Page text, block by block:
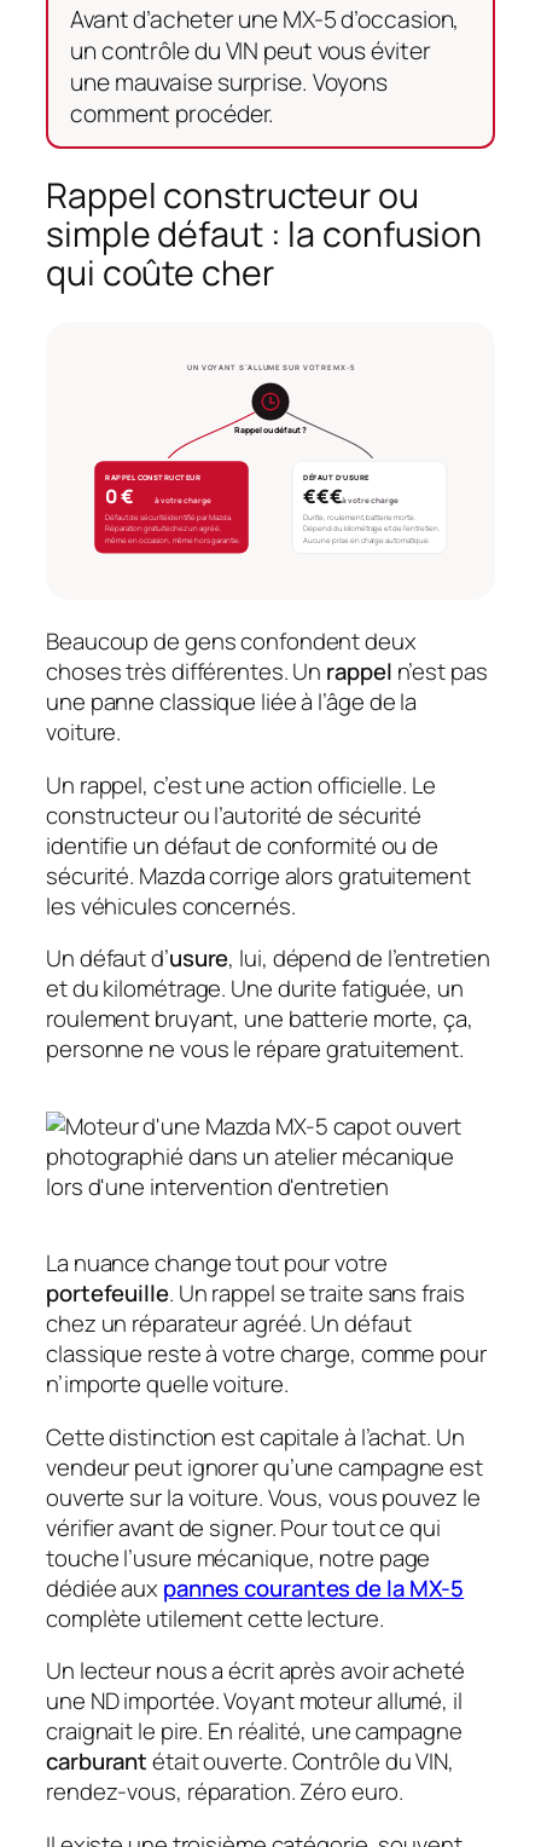
Avant d’acheter une MX-5 d’occasion,
un contrôle du VIN peut vous éviter
une mauvaise surprise. Voyons
comment procéder.
Rappel constructeur ou
simple défaut : la confusion
qui coûte cher
UN VOYANT S’ALLUME SUR VOTRE MX-5
Rappel ou défaut ?
RAPPEL CONSTRUCTEUR
0 €
à votre charge
Défaut de sécurité identifié par Mazda.
Réparation gratuite chez un agréé,
même en occasion, même hors garantie.
DÉFAUT D’USURE
€€€à votre charge
Durite, roulement, batterie morte.
Dépend du kilométrage et de l’entretien.
Aucune prise en charge automatique.
Beaucoup de gens confondent deux
choses très différentes. Un rappel n’est pas
une panne classique liée à l’âge de la
voiture.
Un rappel, c’est une action officielle. Le
constructeur ou l’autorité de sécurité
identifie un défaut de conformité ou de
sécurité. Mazda corrige alors gratuitement
les véhicules concernés.
Un défaut d’usure, lui, dépend de l’entretien
et du kilométrage. Une durite fatiguée, un
roulement bruyant, une batterie morte, ça,
personne ne vous le répare gratuitement.
La nuance change tout pour votre
portefeuille. Un rappel se traite sans frais
chez un réparateur agréé. Un défaut
classique reste à votre charge, comme pour
n’importe quelle voiture.
Cette distinction est capitale à l’achat. Un
vendeur peut ignorer qu’une campagne est
ouverte sur la voiture. Vous, vous pouvez le
vérifier avant de signer. Pour tout ce qui
touche l’usure mécanique, notre page
dédiée aux pannes courantes de la MX-5
complète utilement cette lecture.
Un lecteur nous a écrit après avoir acheté
une ND importée. Voyant moteur allumé, il
craignait le pire. En réalité, une campagne
carburantétait ouverte. Contrôle du VIN,
rendez-vous, réparation. Zéro euro.